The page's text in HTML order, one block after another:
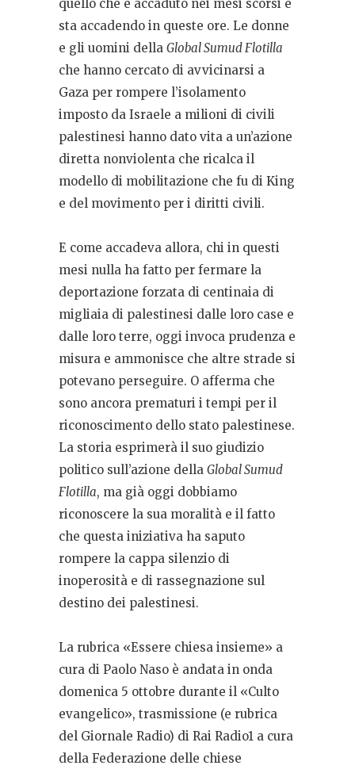
quello che è accaduto nei mesi scorsi e
sta accadendo in queste ore. Le donne
e gli uomini della Global Sumud Flotilla
che hanno cercato di avvicinarsi a
Gaza per rompere l’isolamento
imposto da Israele a milioni di civili
palestinesi hanno dato vita a un’azione
diretta nonviolenta che ricalca il
modello di mobilitazione che fu di King
e del movimento per i diritti civili.
E come accadeva allora, chi in questi
mesi nulla ha fatto per fermare la
deportazione forzata di centinaia di
migliaia di palestinesi dalle loro case e
dalle loro terre, oggi invoca prudenza e
misura e ammonisce che altre strade si
potevano perseguire. O afferma che
sono ancora prematuri i tempi per il
riconoscimento dello stato palestinese.
La storia esprimerà il suo giudizio
politico sull’azione della Global Sumud
Flotilla, ma già oggi dobbiamo
riconoscere la sua moralità e il fatto
che questa iniziativa ha saputo
rompere la cappa silenzio di
inoperosità e di rassegnazione sul
destino dei palestinesi.
La rubrica «Essere chiesa insieme» a
cura di Paolo Naso è andata in onda
domenica 5 ottobre durante il «Culto
evangelico», trasmissione (e rubrica
del Giornale Radio) di Rai Radio1 a cura
della Federazione delle chiese